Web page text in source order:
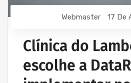
Webmaster 17 De
Clínica do
escolhe a